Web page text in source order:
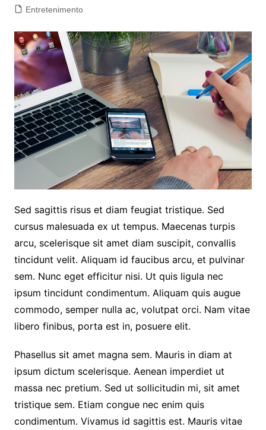
Entretenimento
Sed sagittis risus et diam feugiat tristique. Sed
cursus malesuada ex ut tempus. Maecenas turpis
arcu, scelerisque sit amet diam suscipit, convallis
tincidunt velit. Aliquam id faucibus arcu, et pulvinar
sem. Nunc eget efficitur nisi. Ut quis ligula nec
ipsum tincidunt condimentum. Aliquam quis augue
commodo, semper nulla ac, volutpat orci. Nam vitae
libero finibus, porta est in, posuere elit.
Phasellus sit amet magna sem. Mauris in diam at
ipsum dictum scelerisque. Aenean imperdiet ut
massa nec pretium. Sed ut sollicitudin mi, sit amet
tristique sem. Etiam congue nec enim quis
condimentum. Vivamus id sagittis est. Mauris vitae